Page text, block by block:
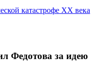
катастрофе ХХ века
Федотова за идею